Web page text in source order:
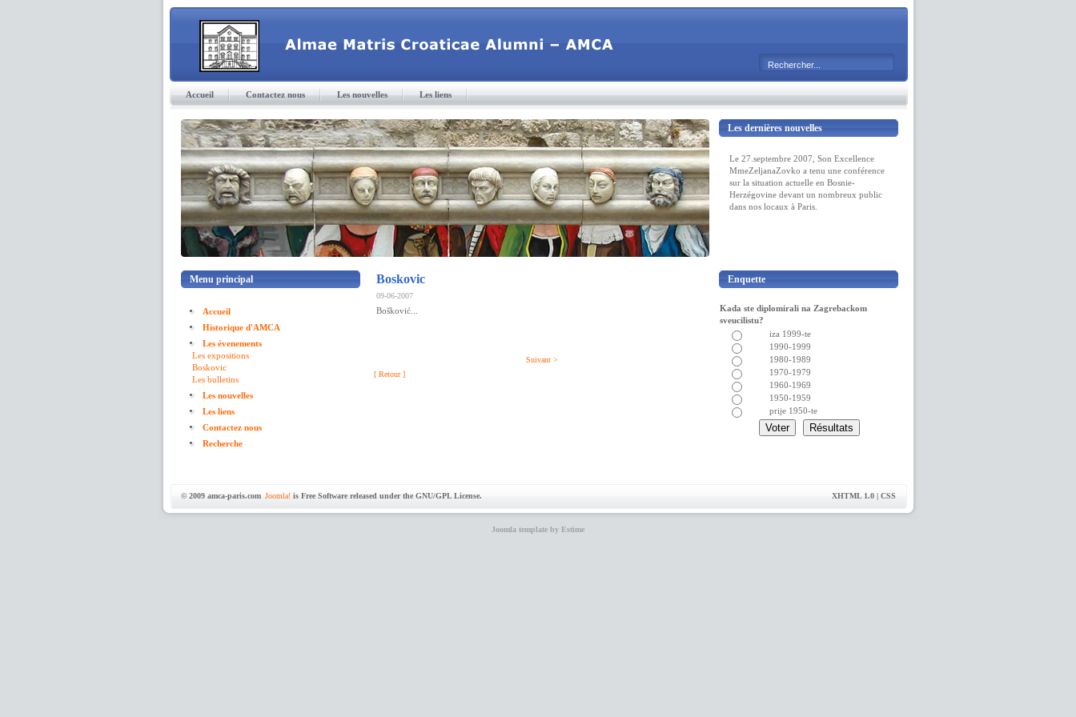
Accueil Contactez nous Les nouvelles Les liens
Les dernières nouvelles
Le 27.septembre 2007, Son Excellence
MmeZeljanaZovko a tenu une conférence
sur la situation actuelle en Bosnie-
Herzégovine devant un nombreux public
dans nos locaux à Paris.
Menu principal
Accueil
Historique d'AMCA
Les évenements
Les expositions
Boskovic
Les bulletins
Les nouvelles
Les liens
Contactez nous
Recherche
Boskovic
09-06-2007
Bošković...
Suivant >
[ Retour ]
Enquette
Kada ste diplomirali na Zagrebackom
sveucilistu?
iza 1999-te
1990-1999
1980-1989
1970-1979
1960-1969
1950-1959
prije 1950-te
© 2009 amca-paris.com Joomla!is Free Software released under the GNU/GPL License. XHTML 1.0 | CSS
Joomla template by Estime